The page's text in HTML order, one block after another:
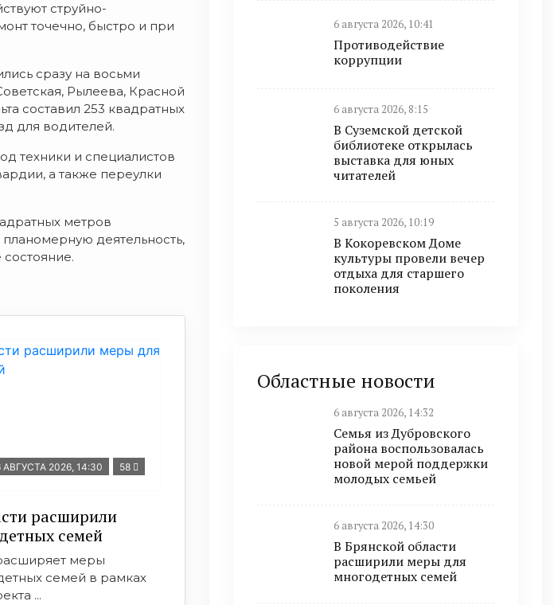
струйно-
точечно, быстро и при
сразу на восьми
Рылеева, Красной
составил 253 квадратных
для водителей.
техники и специалистов
а также переулки
метров
деятельность,
АВГУСТА 2026, 14:30 58
расширили
семей
меры
семей в рамках
...
6 августа 2026, 10:41
Противодействие
коррупции
6 августа 2026, 8:15
В Суземской детской
библиотеке открылась
выставка для юных
читателей
5 августа 2026, 10:19
В Кокоревском Доме
культуры провели вечер
отдыха для старшего
поколения
Областные новости
6 августа 2026, 14:32
Семья из Дубровского
района воспользовалась
новой мерой поддержки
молодых семьей
6 августа 2026, 14:30
В Брянской области
расширили меры для
многодетных семей